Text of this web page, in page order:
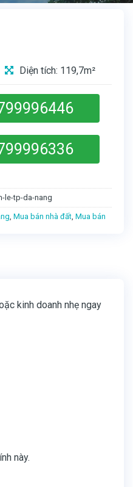
Diện tích: 119,7m²
le-tp-da-nang
, Mua bán nhà đất, Mua bán
kinh doanh nhẹ ngay
này.